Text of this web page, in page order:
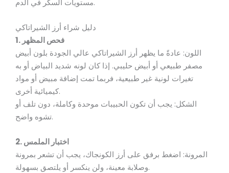
مستويات السكر في الدم.
دليل شراء أرز الشيراتاكي
1. فحص المظهر
اللون: عادةً ما يظهر أرز الشيراتاكي عالي الجودة بلون أبيض
مصفر طبيعي أو أبيض حليبي. إذا كان لونه شديد البياض أو به
تغيرات لونية غير طبيعية، فربما تمت إضافة مبيض أو مواد
كيميائية أخرى.
الشكل: يجب أن تكون الحبيبات موحدة وكاملة، دون تلف أو
تشوه واضح.
2. اختبار الملمس
المرونة: اضغط برفق على أرز الكونجاك، يجب أن تشعر بمرونة
وصلابة معينة، ولن ينكسر أو يلتصق بسهولة.